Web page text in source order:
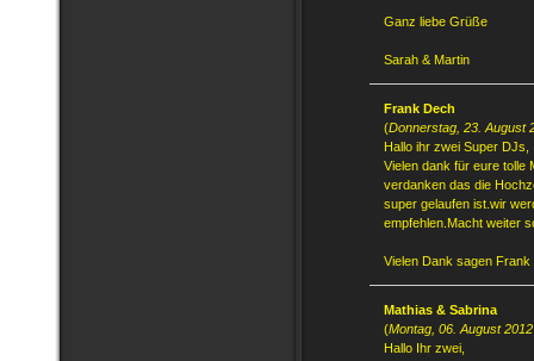
Ganz liebe Grüße
Sarah & Martin
Frank Dech
(Donnerstag, 23. August
Hallo ihr zwei Super DJs,
Vielen dank für eure tolle
verdanken das die
super gelaufen ist.wir
empfehlen.Macht weiter
Vielen Dank sagen Frank
Mathias & Sabrina
(Montag, 06. August
Hallo Ihr zwei,